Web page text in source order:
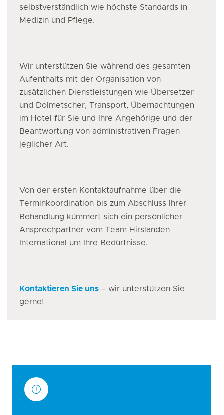
selbstverständlich wie höchste Standards in
Medizin und Pflege.
Wir unterstützen Sie während des gesamten
Aufenthalts mit der Organisation von
zusätzlichen Dienstleistungen wie Übersetzer
und Dolmetscher, Transport, Übernachtungen
im Hotel für Sie und Ihre Angehörige und der
Beantwortung von administrativen Fragen
jeglicher Art.
Von der ersten Kontaktaufnahme über die
Terminkoordination bis zum Abschluss Ihrer
Behandlung kümmert sich ein persönlicher
Ansprechpartner vom Team Hirslanden
International um Ihre Bedürfnisse.
Kontaktieren Sie uns – wir unterstützen Sie
gerne!